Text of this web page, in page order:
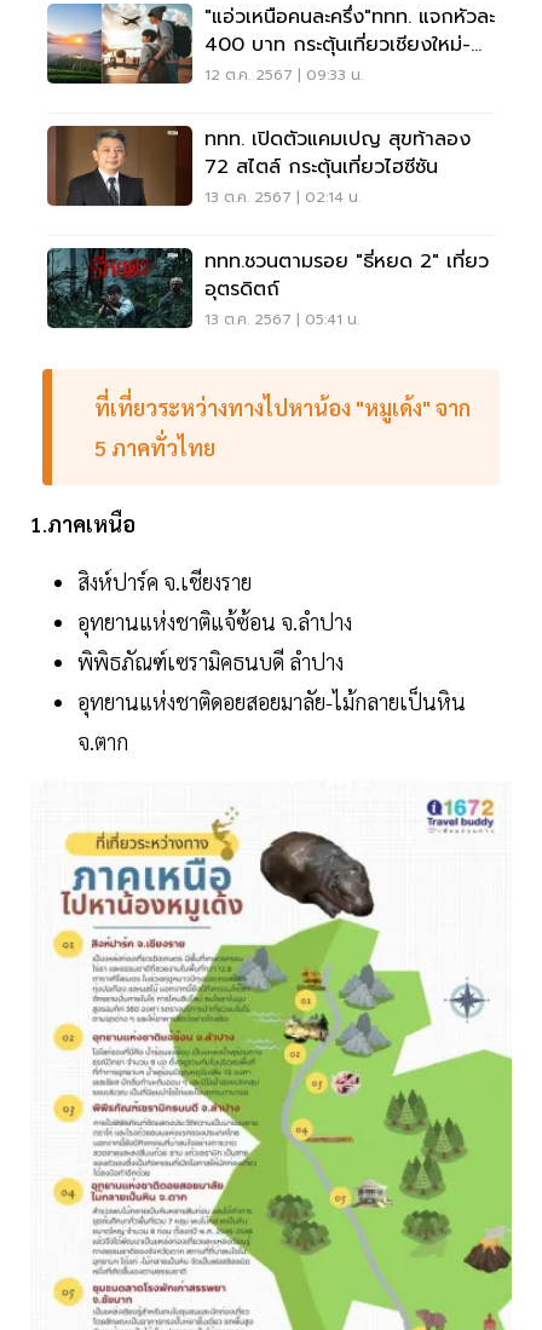
"แอ่วเหนือคนละครึ่ง"ททท. แจกหัวละ
400 บาท กระตุ้นเที่ยวเชียงใหม่-
เชียงราย
12 ต.ค. 2567 | 09:33 น.
ททท. เปิดตัวแคมเปญ สุขท้าลอง
72 สไตล์ กระตุ้นเที่ยวไฮซีซัน
13 ต.ค. 2567 | 02:14 น.
ททท.ชวนตามรอย "ธี่หยด 2" เที่ยว
อุตรดิตถ์
13 ต.ค. 2567 | 05:41 น.
ที่เที่ยวระหว่างทางไปหาน้อง "หมูเด้ง" จาก
5 ภาคทั่วไทย
1.ภาคเหนือ
สิงห์ปาร์ค จ.เชียงราย
อุทยานแห่งชาติแจ้ซ้อน จ.ลำปาง
พิพิธภัณฑ์เซรามิคธนบดี ลำปาง
อุทยานแห่งชาติดอยสอยมาลัย-ไม้กลายเป็นหิน
จ.ตาก